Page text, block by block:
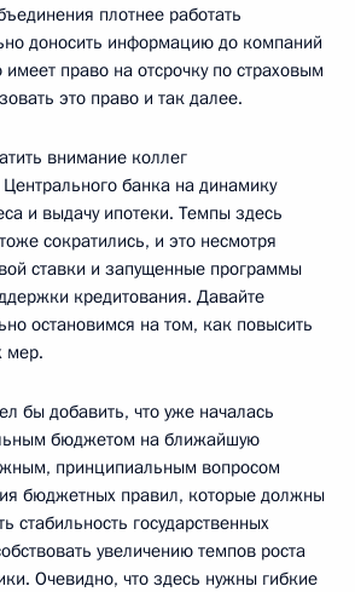
плотнее работать
доносить информацию до компаний
имеет право на отсрочку по страховым
это право и так далее.
внимание коллег
банка на динамику
и выдачу ипотеки. Темпы здесь
сократились, и это несмотря
ставки и запущенные программы
кредитования. Давайте
остановимся на том, как повысить
мер.
бы добавить, что уже началась
бюджетом на ближайшую
принципиальным вопросом
бюджетных правил, которые должны
стабильность государственных
увеличению темпов роста
Очевидно, что здесь нужны гибкие